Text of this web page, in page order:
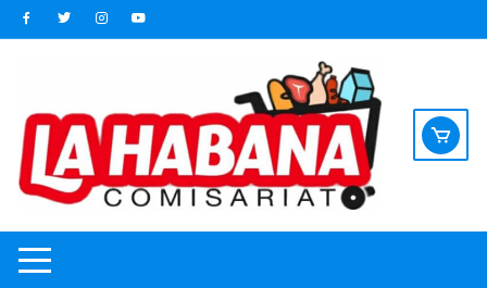
Saltar
al